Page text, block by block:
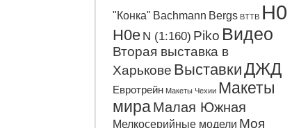
"Конка" Bachmann Bergs BTTB H0
H0e N (1:160) Piko Видео
Вторая выставка в
Харькове ВыставкиДЖД
Евротрейн Макеты Чехии Макеты
мираМалая Южная
Мелкосерийные модели Моя